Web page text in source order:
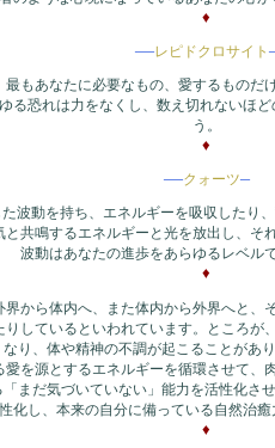
♦
—レピドクロサイト
もあなたに必要なもの、愛するものだ
る恐れは力をなくし、数え切れないほ
う。
♦
—クォーツ–
波動を持ち、エネルギーを吸収したり
共鳴するエネルギーと光を放出し、そ
波動はあなたの進歩をあらゆるレベル
♦
から体内へ、また体内から外界へと、
りしているといわれています。ところが
り、体や精神の不調が起こることがあ
愛を源とするエネルギーを循環させて、
まだ気づいていない」能力を活性化さ
化し、本来の自分に備っている自然治癒
♦